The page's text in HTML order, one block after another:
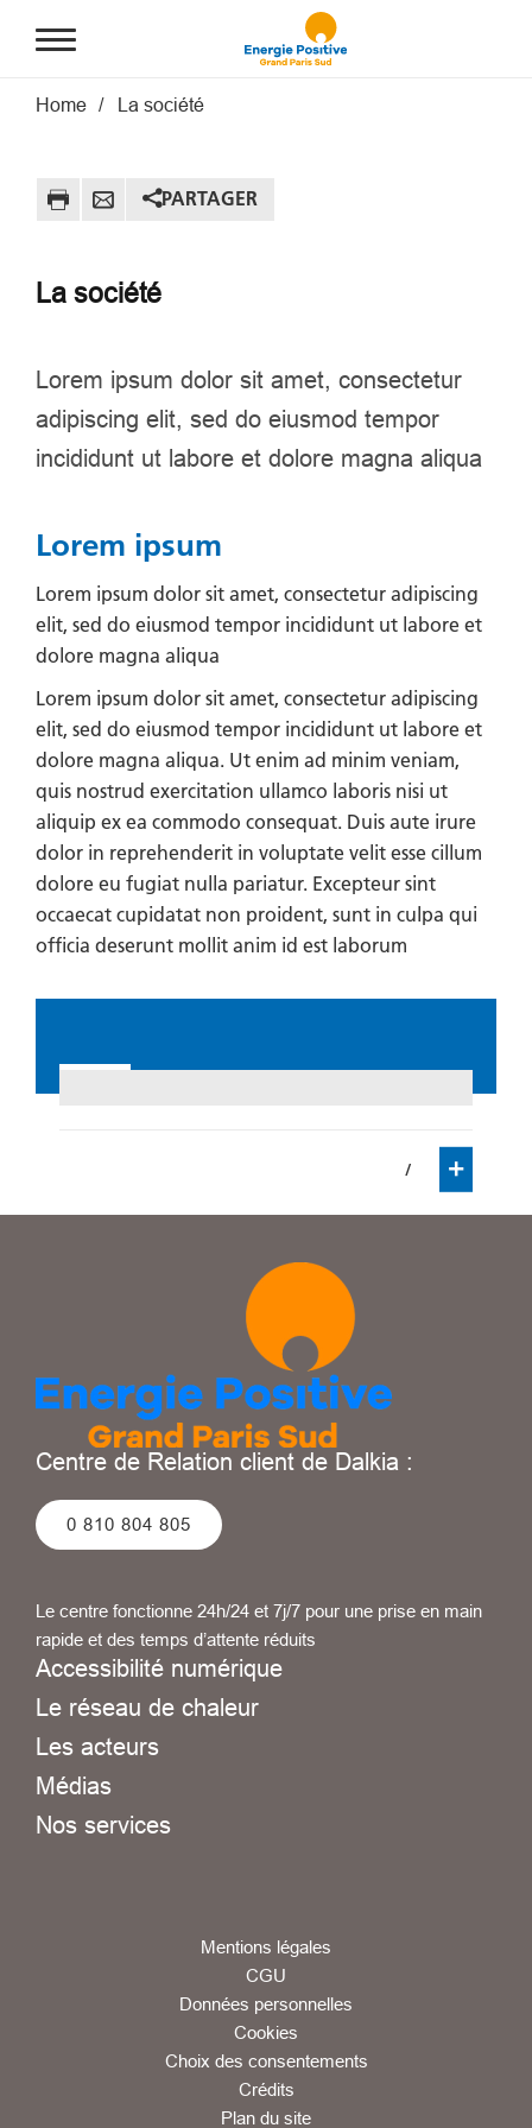
Fil d'Ariane
Home La société
PARTAGER
La société
Lorem ipsum dolor sit amet, consectetur
adipiscing elit, sed do eiusmod tempor
incididunt ut labore et dolore magna aliqua
Lorem ipsum
Lorem ipsum dolor sit amet, consectetur adipiscing
elit, sed do eiusmod tempor incididunt ut labore et
dolore magna aliqua
Lorem ipsum dolor sit amet, consectetur adipiscing
elit, sed do eiusmod tempor incididunt ut labore et
dolore magna aliqua. Ut enim ad minim veniam,
quis nostrud exercitation ullamco laboris nisi ut
aliquip ex ea commodo consequat. Duis aute irure
dolor in reprehenderit in voluptate velit esse cillum
dolore eu fugiat nulla pariatur. Excepteur sint
occaecat cupidatat non proident, sunt in culpa qui
officia deserunt mollit anim id est laborum
/
Centre de Relation client de Dalkia :
0 810 804 805
Le centre fonctionne 24h/24 et 7j/7 pour une prise en main
rapide et des temps d’attente réduits
Accessibilité numérique
Le réseau de chaleur
Les acteurs
Médias
Nos services
Mentions légales
CGU
Données personnelles
Cookies
Choix des consentements
Crédits
Plan du site